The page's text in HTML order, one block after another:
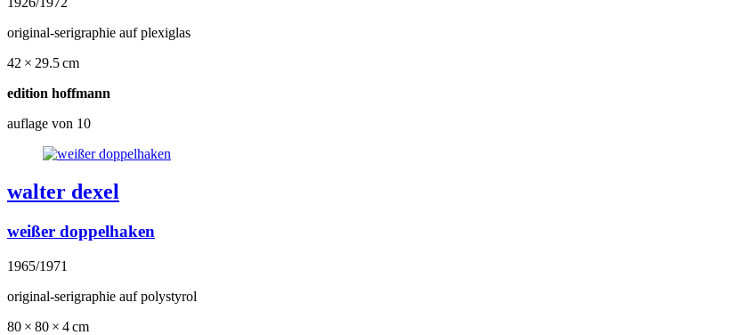
original-serigraphie auf plexiglas
42 × 29.5 cm
edition hoffmann
auflage von 10
walter dexel
weißer doppelhaken
1965/1971
original-serigraphie auf polystyrol
80 × 80 × 4 cm